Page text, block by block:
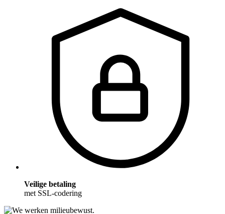
Veilige betaling
met SSL-codering